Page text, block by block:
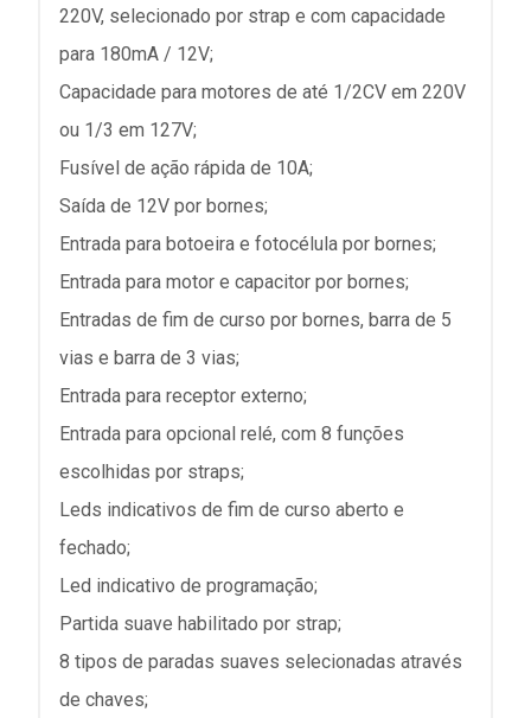
220V, selecionado por strap e com capacidade
para 180mA / 12V;
Capacidade para motores de até 1/2CV em 220V
ou 1/3 em 127V;
Fusível de ação rápida de 10A;
Saída de 12V por bornes;
Entrada para botoeira e fotocélula por bornes;
Entrada para motor e capacitor por bornes;
Entradas de fim de curso por bornes, barra de 5
vias e barra de 3 vias;
Entrada para receptor externo;
Entrada para opcional relé, com 8 funções
escolhidas por straps;
Leds indicativos de fim de curso aberto e
fechado;
Led indicativo de programação;
Partida suave habilitado por strap;
8 tipos de paradas suaves selecionadas através
de chaves;